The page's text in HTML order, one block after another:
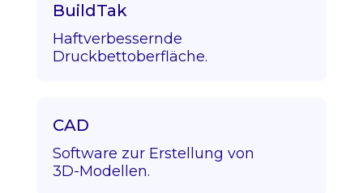
BuildTak
Haftverbessernde
Druckbettoberfläche.
CAD
Software zur Erstellung von
3D-Modellen.